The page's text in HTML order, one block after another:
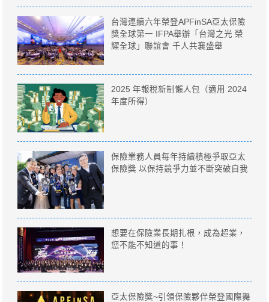
台灣連續六年榮登APFinSA亞太保險
獎全球第一 IFPA舉辦「台灣之光 榮
耀全球」聯誼會 千人共襄盛舉
2025 年報稅新制懶人包（適用 2024
年度所得）
保險業務人員每年持續積極爭取亞太
保險獎 以保持競爭力並不斷突破自我
想要在保險業長期扎根，成為超業，
您不能不知道的事！
亞太保險獎~引領保險夥伴榮登國際舞